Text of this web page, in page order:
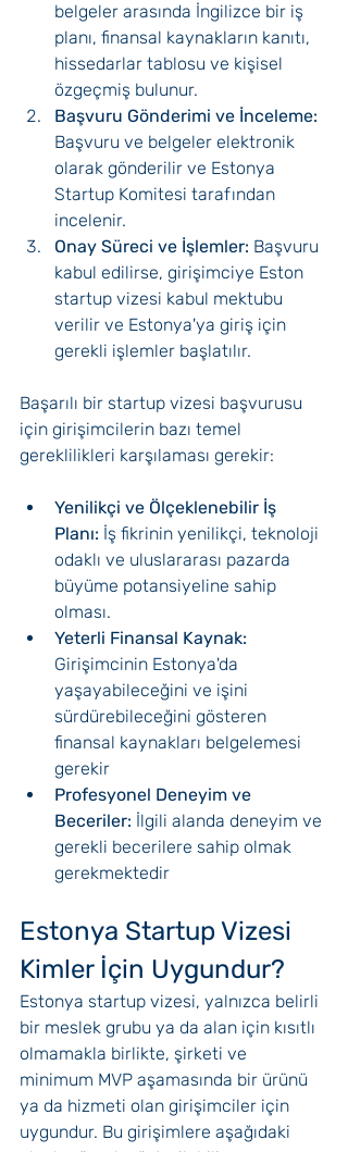
belgeler arasında İngilizce bir iş
planı, finansal kaynakların kanıtı,
hissedarlar tablosu ve kişisel
özgeçmiş bulunur.
Başvuru Gönderimi ve İnceleme:
Başvuru ve belgeler elektronik
olarak gönderilir ve Estonya
Startup Komitesi tarafından
incelenir.
Onay Süreci ve İşlemler: Başvuru
kabul edilirse, girişimciye Eston
startup vizesi kabul mektubu
verilir ve Estonya'ya giriş için
gerekli işlemler başlatılır.
Başarılı bir startup vizesi başvurusu
için girişimcilerin bazı temel
gereklilikleri karşılaması gerekir:
Yenilikçi ve Ölçeklenebilir İş
Planı: İş fikrinin yenilikçi, teknoloji
odaklı ve uluslararası pazarda
büyüme potansiyeline sahip
olması.
Yeterli Finansal Kaynak:
Girişimcinin Estonya'da
yaşayabileceğini ve işini
sürdürebileceğini gösteren
finansal kaynakları belgelemesi
gerekir
Profesyonel Deneyim ve
Beceriler: İlgili alanda deneyim ve
gerekli becerilere sahip olmak
gerekmektedir
Estonya Startup Vizesi
Kimler İçin Uygundur?
Estonya startup vizesi, yalnızca belirli
bir meslek grubu ya da alan için kısıtlı
olmamakla birlikte, şirketi ve
minimum MVP aşamasında bir ürünü
ya da hizmeti olan girişimciler için
uygundur. Bu girişimlere aşağıdaki